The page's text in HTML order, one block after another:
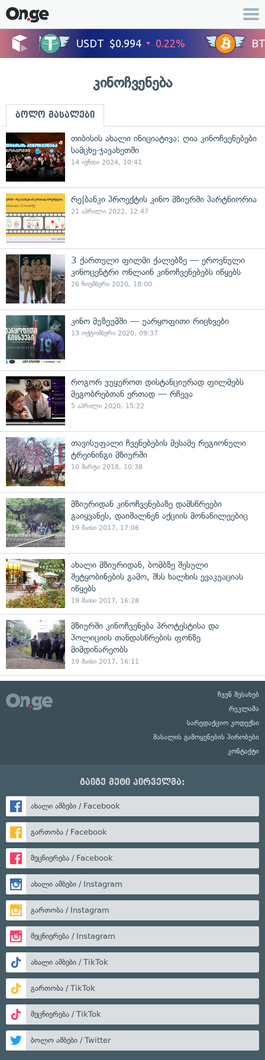
კინოჩვენება
ბოლო მასალები
თიბისის ახალი ინიციატივა: ღია კინოჩვენებები
სამცხე-ჯავახეთში
14 ივნისი 2024, 10:41
რე|ბანკი პროექტის კინო მზიურში პარტნიორია
21 აპრილი 2022, 12:47
3 ქართული ფილმი ქალებზე — ეროვნული
კინოცენტრი ონლაინ კინოჩვენებებს იწყებს
26 ნოემბერი 2020, 18:00
კინო მუზეუმში — უარყოფითი რიცხვები
13 ოქტომბერი 2020, 09:37
როგორ ვუყუროთ დისტანციურად ფილმებს
მეგობრებთან ერთად — რჩევა
5 აპრილი 2020, 15:22
თავისუფალი ჩვენებების მესამე რეგიონული
ტრეინინგი მზიურში
10 მარტი 2018, 10:38
მზიურიდან კინოჩვენებაზე დამსწრეები
გაიყვანეს, დაიშალნენ აქციის მონაწილეებიც
19 მაისი 2017, 17:06
ახალი მზიურიდან, ბომბზე შესული
შეტყობინების გამო, შსს ხალხის ევაკუაციას
იწყებს
19 მაისი 2017, 16:28
მზიურში კინოჩვენება პროტესტისა და
პოლიციის თანდასწრების ფონზე
მიმდინარეობს
19 მაისი 2017, 16:11
ჩვენ შესახებ
რეკლამა
სარედაქციო კოდექსი
მასალის გამოყენების პირობები
კონტაქტი
გაიგე მეტი პირველმა:
ახალი ამბები / Facebook
გართობა / Facebook
მეცნიერება / Facebook
ახალი ამბები / Instagram
გართობა / Instagram
მეცნიერება / Instagram
ახალი ამბები / TikTok
გართობა / TikTok
მეცნიერება / TikTok
ბოლო ამბები / Twitter